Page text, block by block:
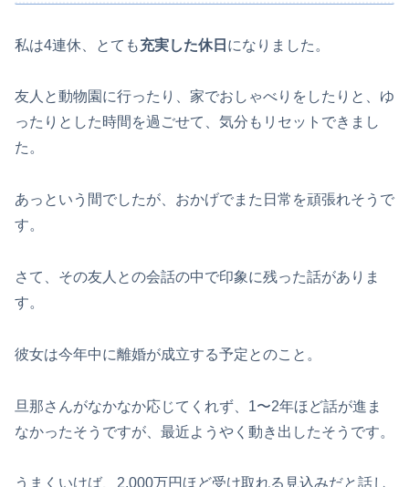
私は4連休、とても充実した休日 になりました。
友人と動物園に行ったり、家でおしゃべりをしたりと、ゆ
ったりとした時間を過ごせて、気分もリセットできまし
た。
あっという間でしたが、おかげでまた日常を頑張れそうで
す。
さて、その友人との会話の中で印象に残った話がありま
す。
彼女は今年中に離婚が成立する予定とのこと。
旦那さんがなかなか応じてくれず、1〜2年ほど話が進ま
なかったそうですが、最近ようやく動き出したそうです。
うまくいけば、2,000万円ほど受け取れる見込みだと話し